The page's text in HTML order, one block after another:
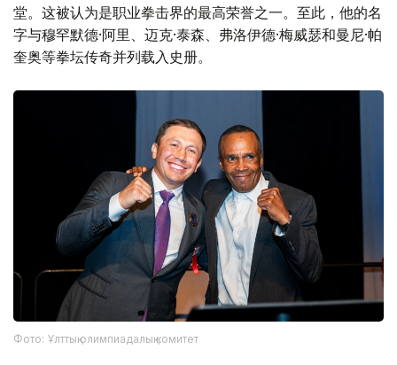
堂。这被认为是职业拳击界的最高荣誉之一。至此，他的名
字与穆罕默德·阿里、迈克·泰森、弗洛伊德·梅威瑟和曼尼·帕
奎奥等拳坛传奇并列载入史册。
Фото: Ұлттық олимпиадалық комитет